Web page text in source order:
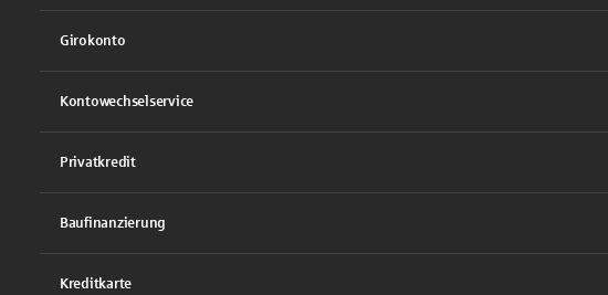
Girokonto
Kontowechselservice
Privatkredit
Baufinanzierung
Kreditkarte